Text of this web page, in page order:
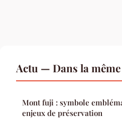
Actu — Dans la
Mont fuji : symbole
enjeux de préservation